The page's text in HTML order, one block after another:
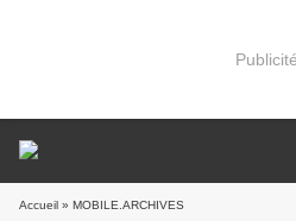
Publicité
Accueil » MOBILE.ARCHIVES